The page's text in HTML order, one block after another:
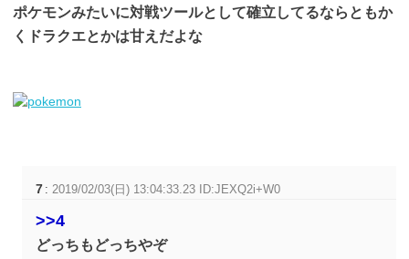
ポケモンみたいに対戦ツールとして確立してるならともか
くドラクエとかは甘えだよな
7 : 2019/02/03(日) 13:04:33.23 ID:JEXQ2i+W0
>>4
どっちもどっちやぞ